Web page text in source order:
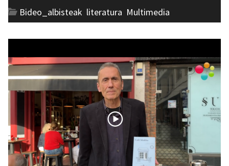
Bideo_albisteak literatura Multimedia